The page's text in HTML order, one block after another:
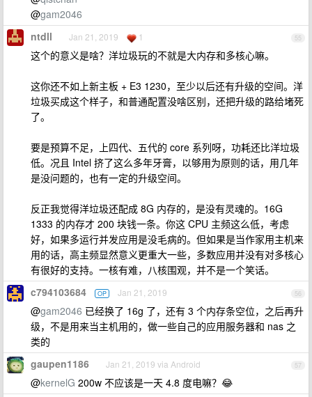
@gam2046
55
ntdll Jan 21, 2019 1
这个的意义是啥？洋垃圾玩的不就是大内存和多核心嘛。
这你还不如上新主板 + E3 1230，至少以后还有升级的空间。洋
垃圾买成这个样子，和普通配置没啥区别，还把升级的路给堵死
了。
要是预算不足，上四代、五代的 core 系列呀，功耗还比洋垃圾
低。况且 Intel 挤了这么多年牙膏，以够用为原则的话，用几年
是没问题的，也有一定的升级空间。
反正我觉得洋垃圾还配成 8G 内存的，是没有灵魂的。16G
1333 的内存才 200 块钱一条。你这 CPU 主频这么低，考虑
好，如果多运行并发应用是没毛病的。但如果是当作家用主机来
用的话，高主频显然意义更重大一些，多数应用并没有对多核心
有很好的支持。一核有难，八核围观，并不是一个笑话。
56
c794103684 OP Jan 21, 2019
@gam2046 已经换了 16g 了，还有 3 个内存条空位，之后再升
级，不是用来当主机用的，做一些自己的应用服务器和 nas 之
类的
57
gaupen1186 Jan 21, 2019 via Android
@kernelG 200w 不应该是一天 4.8 度电嘛？😂